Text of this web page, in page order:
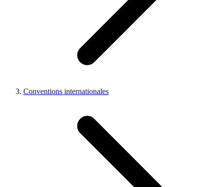
Conventions internationales